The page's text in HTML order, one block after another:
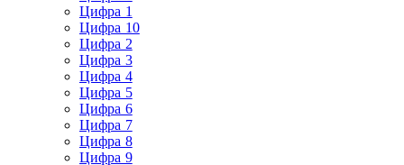
Цифра 1
Цифра 10
Цифра 2
Цифра 3
Цифра 4
Цифра 5
Цифра 6
Цифра 7
Цифра 8
Цифра 9